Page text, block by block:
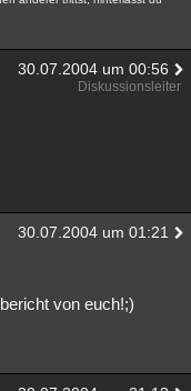
30.07.2004 um 00:56
Diskussionsleiter
30.07.2004 um 01:21
von euch!;)